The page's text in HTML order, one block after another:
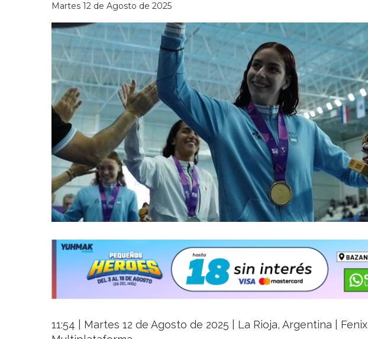
Martes 12 de Agosto de 2025
11:54 | Martes 12 de Agosto de 2025 | La Rioja, Argentina | Fenix